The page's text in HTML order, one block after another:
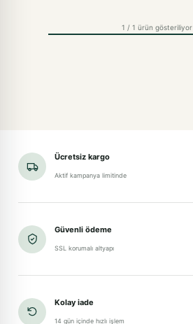
1 / 1 ürün gösteriliyor
Ücretsiz kargo
Aktif kampanya limitinde
Güvenli ödeme
SSL korumalı altyapı
Kolay iade
14 gün içinde hızlı işlem